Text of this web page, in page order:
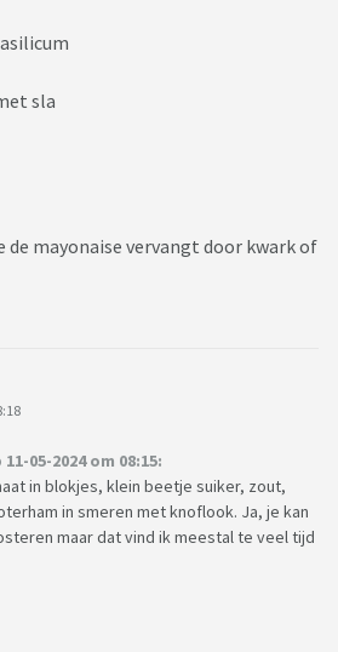
sla
de mayonaise vervangt door kwark of
05-2024 om 08:15:
in blokjes, klein beetje suiker, zout,
in smeren met knoflook. Ja, je kan
maar dat vind ik meestal te veel tijd